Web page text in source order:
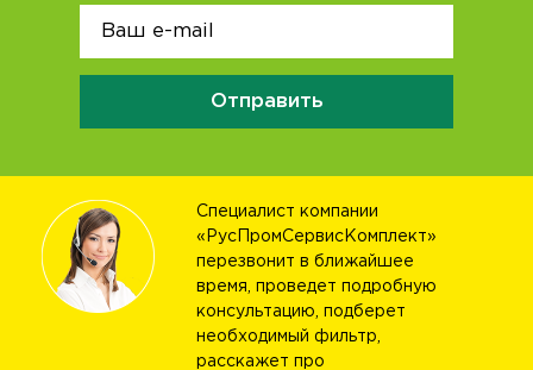
Отправить
Специалист компании
«РусПромСервисКомплект»
перезвонит в ближайшее
время, проведет подробную
консультацию, подберет
необходимый фильтр,
расскажет про